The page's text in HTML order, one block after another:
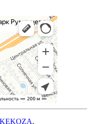
KEKOZA.